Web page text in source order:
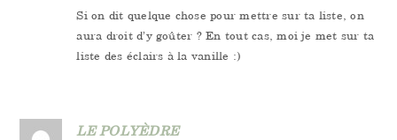
Si on dit quelque chose pour mettre sur ta liste, on
aura droit d’y goûter ? En tout cas, moi je met sur ta
liste des éclairs à la vanille :)
LE POLYÈDRE